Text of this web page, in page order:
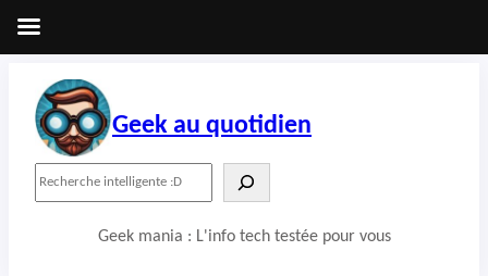
contenu
Geek au quotidien
Geek mania : L'info tech testée pour vous